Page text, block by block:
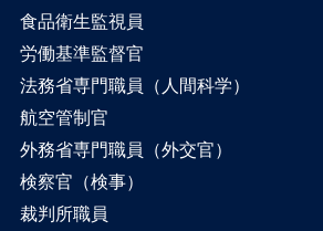
食品衛生監視員
労働基準監督官
法務省専門職員（人間科学）
航空管制官
外務省専門職員（外交官）
検察官（検事）
裁判所職員